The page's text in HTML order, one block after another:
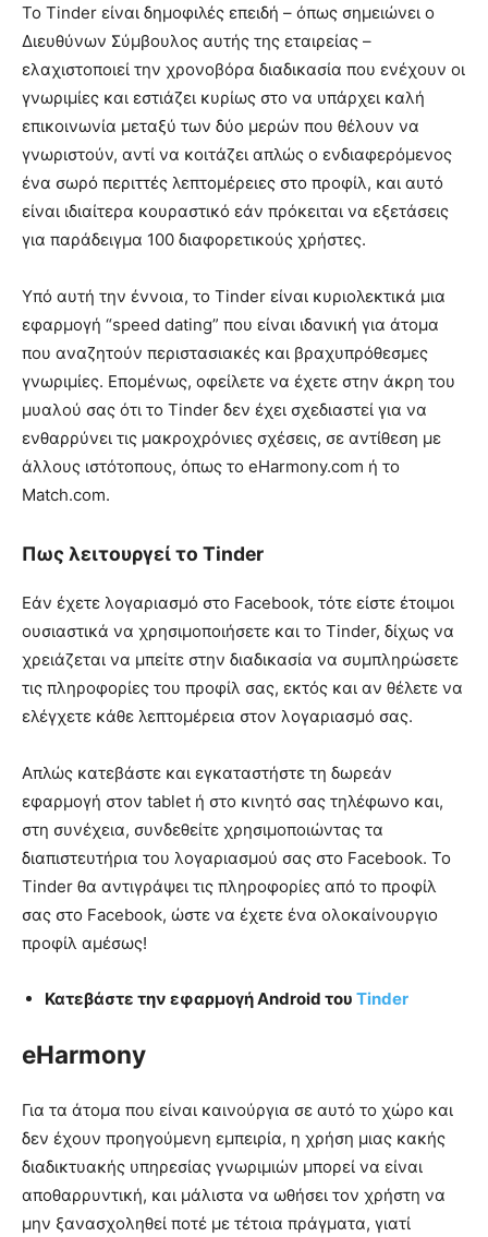
Το Tinder είναι δημοφιλές επειδή – όπως σημειώνει ο
Διευθύνων Σύμβουλος αυτής της εταιρείας –
ελαχιστοποιεί την χρονοβόρα διαδικασία που ενέχουν οι
γνωριμίες και εστιάζει κυρίως στο να υπάρχει καλή
επικοινωνία μεταξύ των δύο μερών που θέλουν να
γνωριστούν, αντί να κοιτάζει απλώς ο ενδιαφερόμενος
ένα σωρό περιττές λεπτομέρειες στο προφίλ, και αυτό
είναι ιδιαίτερα κουραστικό εάν πρόκειται να εξετάσεις
για παράδειγμα 100 διαφορετικούς χρήστες.
Υπό αυτή την έννοια, το Tinder είναι κυριολεκτικά μια
εφαρμογή “speed dating” που είναι ιδανική για άτομα
που αναζητούν περιστασιακές και βραχυπρόθεσμες
γνωριμίες. Επομένως, οφείλετε να έχετε στην άκρη του
μυαλού σας ότι το Tinder δεν έχει σχεδιαστεί για να
ενθαρρύνει τις μακροχρόνιες σχέσεις, σε αντίθεση με
άλλους ιστότοπους, όπως το eHarmony.com ή το
Match.com.
Πως λειτουργεί το Tinder
Εάν έχετε λογαριασμό στο Facebook, τότε είστε έτοιμοι
ουσιαστικά να χρησιμοποιήσετε και το Tinder, δίχως να
χρειάζεται να μπείτε στην διαδικασία να συμπληρώσετε
τις πληροφορίες του προφίλ σας, εκτός και αν θέλετε να
ελέγχετε κάθε λεπτομέρεια στον λογαριασμό σας.
Απλώς κατεβάστε και εγκαταστήστε τη δωρεάν
εφαρμογή στον tablet ή στο κινητό σας τηλέφωνο και,
στη συνέχεια, συνδεθείτε χρησιμοποιώντας τα
διαπιστευτήρια του λογαριασμού σας στο Facebook. Το
Tinder θα αντιγράψει τις πληροφορίες από το προφίλ
σας στο Facebook, ώστε να έχετε ένα ολοκαίνουργιο
προφίλ αμέσως!
Κατεβάστε την εφαρμογή Android του Tinder
eHarmony
Για τα άτομα που είναι καινούργια σε αυτό το χώρο και
δεν έχουν προηγούμενη εμπειρία, η χρήση μιας κακής
διαδικτυακής υπηρεσίας γνωριμιών μπορεί να είναι
αποθαρρυντική, και μάλιστα να ωθήσει τον χρήστη να
μην ξανασχοληθεί ποτέ με τέτοια πράγματα, γιατί